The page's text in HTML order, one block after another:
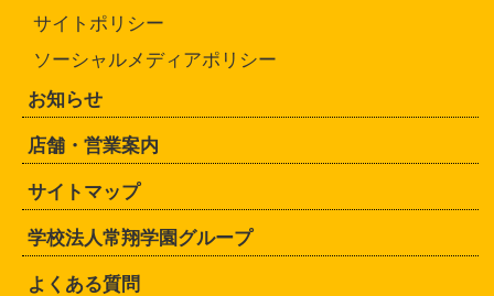
サイトポリシー
ソーシャルメディアポリシー
お知らせ
店舗・営業案内
サイトマップ
学校法人常翔学園グループ
よくある質問